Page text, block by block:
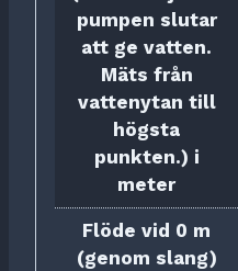
pumpen slutar
att ge vatten.
Mäts från
vattenytan till
högsta
punkten.) i
meter
Flöde vid 0 m
(genom slang)